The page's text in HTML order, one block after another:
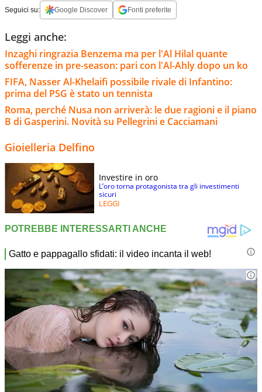
Seguici su: Google Discover Fonti preferite
Leggi anche:
Inzaghi ringrazia Benzema ma per l'Al Hilal quante
sofferenze in pre-season: pari con l'Al-Ahly dopo un ko
FIFA, Nasser Al-Khelaifi possibile rivale di Infantino:
prima del PSG è stato un tennista
Roma, perché Nusa non arriverà: le due ragioni e il piano
B di Gasperini. Novità su Pellegrini e Cacciamani
Gioielleria Delfino
Investire in oro
L’oro torna protagonista tra gli investimenti
sicuri
LEGGI